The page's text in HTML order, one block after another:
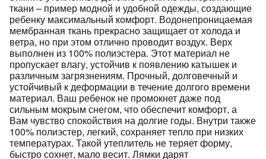
ткани – пример модной и удобной одежды, создающие
ребенку максимальный комфорт. Водонепроницаемая
мембранная ткань прекрасно защищает от холода и
ветра, но при этом отлично проводит воздух. Верх
выполнен из 100% полиэстера. Этот материал не
пропускает влагу, устойчив к появлению катышек и
различным загрязнениям. Прочный, долговечный и
устойчивый к деформации в течение долгого времени
материал. Ваш ребенок не промокнет даже под
сильным мокрым снегом, что обеспечит комфорт, а
Вам чувство спокойствия на долгие годы. Внутри также
100% полиэстер, легкий, сохраняет тепло при низких
температурах. Такой утеплитель не теряет форму,
быстро сохнет, мало весит. Лямки дарят
раз в 2 недели